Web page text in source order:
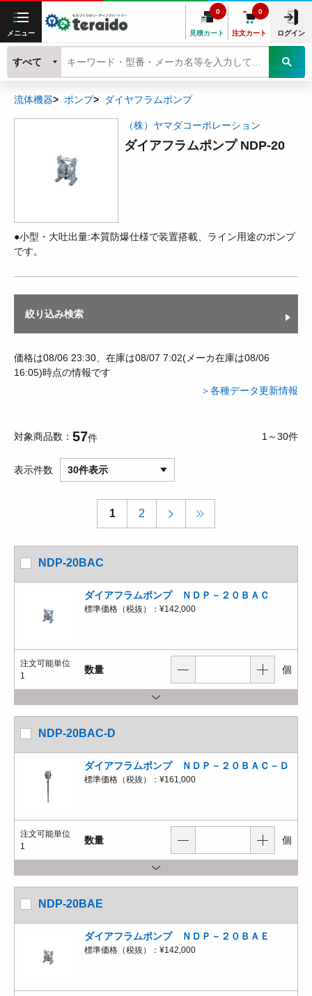
メニュー 見積カート
0
注文カート
0
ログイン
すべて
流体機器 ポンプ ダイヤフラムポンプ
（株）ヤマダコーポレーション
ダイアフラムポンプ NDP-20
●小型・大吐出量:本質防爆仕様で装置搭載、ライン用途のポンプ
です。
絞り込み検索
価格は08/06 23:30、在庫は08/07 7:02(メーカ在庫は08/06
16:05)時点の情報です
＞各種データ更新情報
対象商品数 57件 1～30件
表示件数 30件表示
1 2
NDP-20BAC
ダイアフラムポンプ ＮＤＰ－２０ＢＡＣ
標準価格（税抜）： ¥142,000
注文可能単位
1
数量 個
NDP-20BAC-D
ダイアフラムポンプ ＮＤＰ－２０ＢＡＣ－Ｄ
標準価格（税抜）： ¥161,000
注文可能単位
1
数量 個
NDP-20BAE
ダイアフラムポンプ ＮＤＰ－２０ＢＡＥ
標準価格（税抜）： ¥142,000